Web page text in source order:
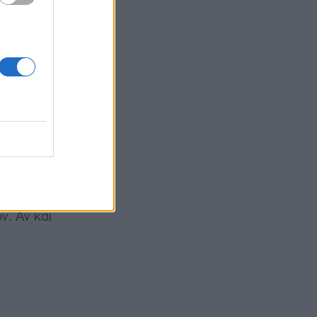
Αν και